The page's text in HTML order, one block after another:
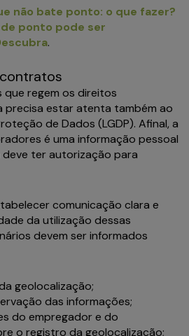
não bate ponto: o que fazer?
ponto pode ser
.
que regem os direitos
precisa estar atenta também ao
de Dados (LGDP). Afinal, a
é uma informação pessoal
ter autorização para
comunicação clara e
da utilização dessas
devem ser informados
geolocalização;
das informações;
do empregador e do
o registro da geolocalização;